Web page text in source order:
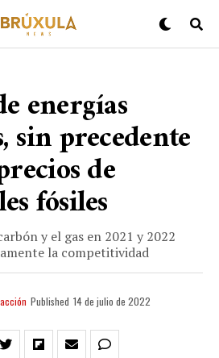
energías
sin precedente
de
fósiles
y el gas en 2021 y 2022
la competitividad
Published 14 de julio de 2022